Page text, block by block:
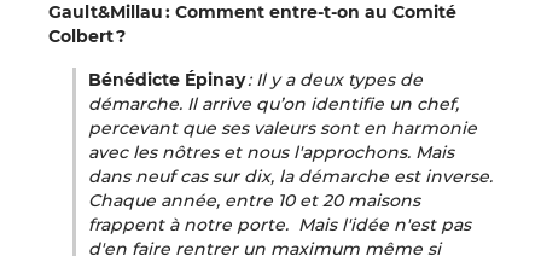
Gault&Millau : Comment entre-t-on au Comité
Colbert ?
Bénédicte Épinay: Il y a deux types de
démarche. Il arrive qu’on identifie un chef,
percevant que ses valeurs sont en harmonie
avec les nôtres et nous l'approchons. Mais
dans neuf cas sur dix, la démarche est inverse.
Chaque année, entre 10 et 20 maisons
frappent à notre porte. Mais l'idée n'est pas
d'en faire rentrer un maximum même si